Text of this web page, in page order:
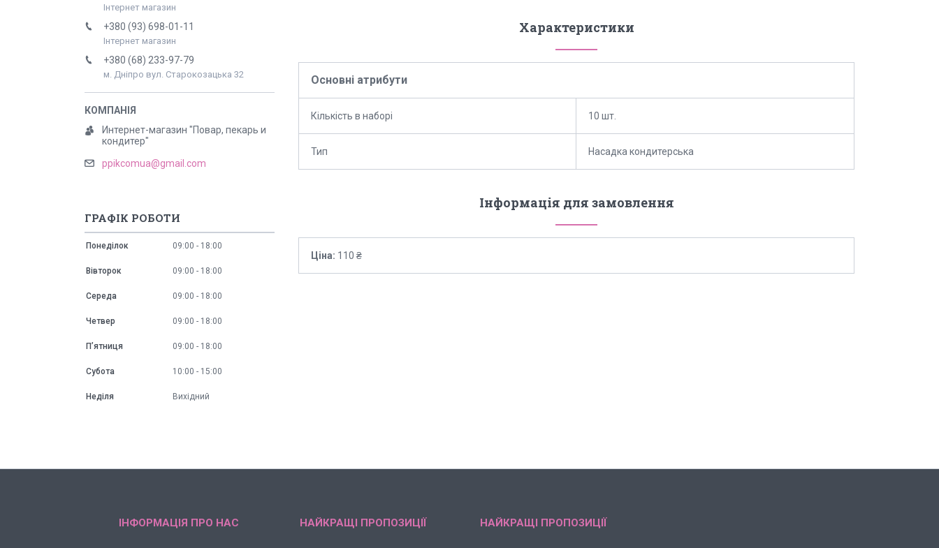
Характеристики
Основні атрибути
Кількість в наборі 10 шт.
Тип Насадка кондитерська
Інформація для замовлення
Ціна: 110 ₴
Інтернет магазин
+380 (93) 698-01-11
Інтернет магазин
+380 (68) 233-97-79
м. Дніпро вул. Старокозацька 32
Интернет-магазин "Повар, пекарь и
кондитер"
ppikcomua@gmail.com
ГРАФІК РОБОТИ
Понеділок 09:00 18:00
Вівторок 09:00 18:00
Середа 09:00 18:00
Четвер 09:00 18:00
Пʼятниця 09:00 18:00
Субота 10:00 15:00
Неділя Вихідний
ІНФОРМАЦІЯ ПРО НАС НАЙКРАЩІ ПРОПОЗИЦІЇ НАЙКРАЩІ ПРОПОЗИЦІЇ